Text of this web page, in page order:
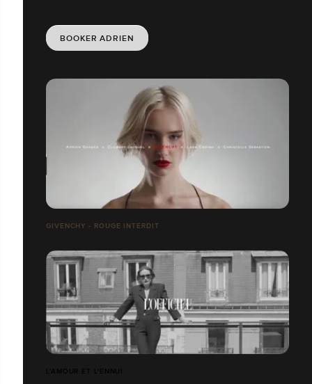
BOOKER ADRIEN
GIVENCHY - ROUGE INTERDIT
L'AMOUR ET L'ENNUI